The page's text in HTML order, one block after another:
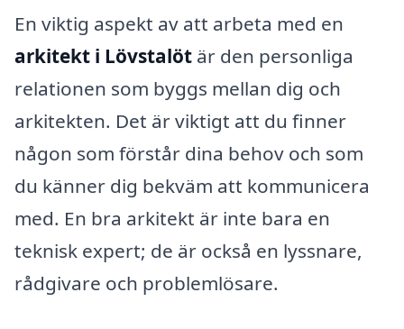
En viktig aspekt av att arbeta med en
arkitekt i Lövstalöt är den personliga
relationen som byggs mellan dig och
arkitekten. Det är viktigt att du finner
någon som förstår dina behov och som
du känner dig bekväm att kommunicera
med. En bra arkitekt är inte bara en
teknisk expert; de är också en lyssnare,
rådgivare och problemlösare.